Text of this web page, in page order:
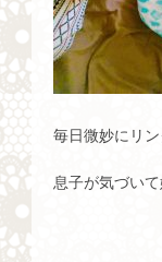
毎日微妙にリ
息子が気づい